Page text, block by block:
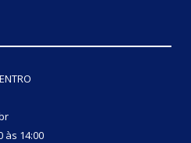
às 14:00